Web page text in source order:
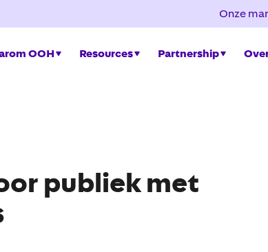
Onze
OOH Resources Partnership
publiek met